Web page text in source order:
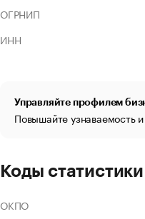
ОГРНИП
ИНН
Управляйте профилем
Повышайте узнаваемость
Коды статистики
ОКПО